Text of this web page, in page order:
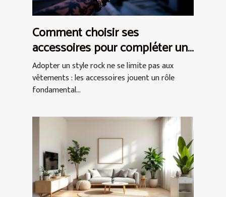
Comment choisir ses
accessoires pour compléter un
style rock ?
Adopter un style rock ne se limite pas aux
vêtements : les accessoires jouent un rôle
fondamental...